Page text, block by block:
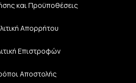
και Προϋποθέσεις
Aπορρήτου
Επιστροφών
Αποστολής